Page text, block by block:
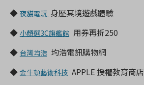
◆ 夜貓電玩 身歷其境遊戲體驗
◆ 小顏選3C旗艦館 用券再折250
◆ 台灣均浩 均浩電訊購物網
◆ 金牛頓藝術科技 APPLE 授權教育商店